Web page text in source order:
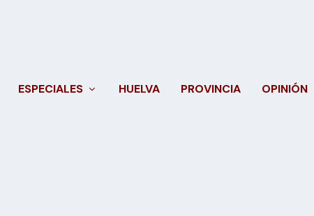
ESPECIALES HUELVA PROVINCIA OPINIÓN